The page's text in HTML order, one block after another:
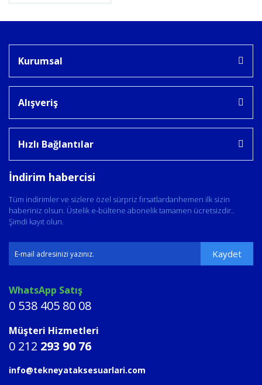
Kurumsal
Alışveriş
Hızlı Bağlantılar
İndirim habercisi
Tüm indirimler ve sizlere özel sürpriz fırsatlardanhemen ilk sizin
haberiniz olsun. Üstelik e-bültene abonelik tamamen ücretsizdir..
Şimdi kayıt olun.
Kaydet
WhatsApp Satış
0 538 405 80 08
Müşteri Hizmetleri
0 212 293 90 76
info@tekneyataksesuarlari.com